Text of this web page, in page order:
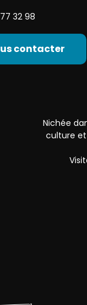
32 98
contacter
Nichée
culture